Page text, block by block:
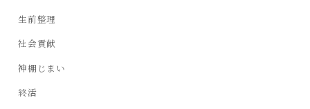
生前整理
社会貢献
神棚じまい
終活